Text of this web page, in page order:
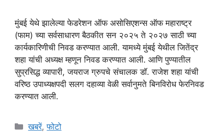
मुंबई येथे झालेल्या फेडरेशन ऑफ असोसिएशन्स ऑफ महाराष्ट्र
(फाम) च्या सर्वसाधारण बैठकीत सन २०२५ ते २०२७ साठी च्या
कार्यकारिणीची निवड करण्यात आली. यामध्ये मुंबई येथील जितेंद्र
शहा यांची अध्यक्ष म्हणून निवड करण्यात आली. आणि पुण्यातील
सुप्रसिद्ध व्यापारी, जयराज ग्रुपचे संचालक डॉ. राजेश शहा यांची
वरिष्ठ उपाध्यक्षपदी सलग दहाव्या वेळी सर्वानुमते बिनविरोध फेरनिवड
करण्यात आली.
Categories
खबरें,फोटो